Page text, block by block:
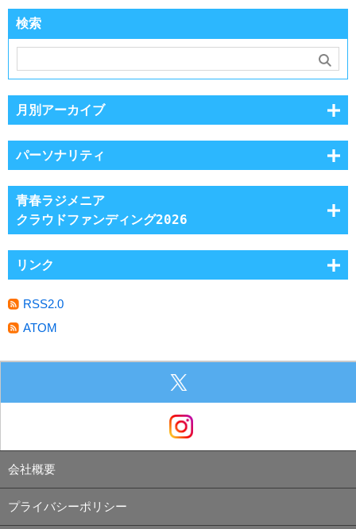
検索
月別アーカイブ
パーソナリティ
青春ラジメニア
クラウドファンディング2026
リンク
RSS2.0
ATOM
会社概要
プライバシーポリシー